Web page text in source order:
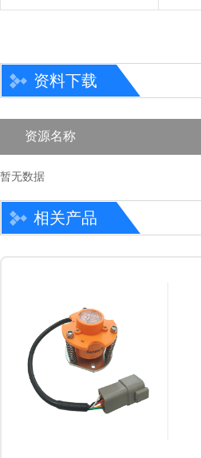
资料下载
资源名称
暂无数据
相关产品